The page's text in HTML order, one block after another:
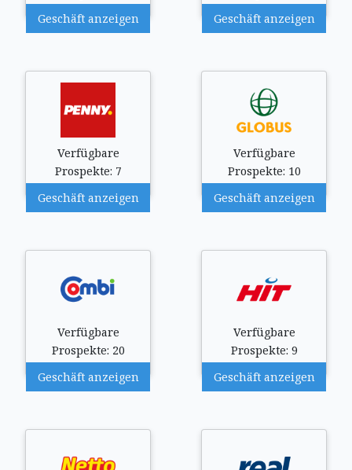
Geschäft anzeigen
Geschäft anzeigen
Verfügbare
Prospekte: 7
Geschäft anzeigen
Verfügbare
Prospekte: 10
Geschäft anzeigen
Verfügbare
Prospekte: 20
Geschäft anzeigen
Verfügbare
Prospekte: 9
Geschäft anzeigen